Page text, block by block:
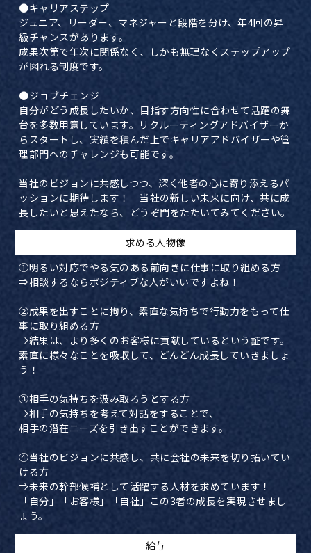
●キャリアステップ
ジュニア、リーダー、マネジャーと段階を分け、年4回の昇
級チャンスがあります。
成果次第で年次に関係なく、しかも無理なくステップアップ
が図れる制度です。
●ジョブチェンジ
自分がどう成長したいか、目指す方向性に合わせて活躍の舞
台を多数用意しています。リクルーティングアドバイザーか
らスタートし、実績を積んだ上でキャリアアドバイザーや管
理部門へのチャレンジも可能です。
当社のビジョンに共感しつつ、深く他者の心に寄り添えるパ
ッションに期待します！ 当社の新しい未来に向け、共に成
長したいと思えたなら、どうぞ門をたたいてみてください。
​求める人物像
①明るい対応でやる気のある前向きに仕事に取り組める方
⇒相談するならポジティブな人がいいですよね！
②成果を出すことに拘り、素直な気持ちで行動力をもって仕
事に取り組める方
⇒結果は、より多くのお客様に貢献しているという証です。
素直に様々なことを吸収して、どんどん成長していきましょ
う！
③相手の気持ちを汲み取ろうとする方
⇒相手の気持ちを考えて対話をすることで、
相手の潜在ニーズを引き出すことができます。
④当社のビジョンに共感し、共に会社の未来を切り拓いてい
ける方
⇒未来の幹部候補として活躍する人材を求めています！
「自分」「お客様」「自社」この3者の成長を実現させまし
ょう。
​給与